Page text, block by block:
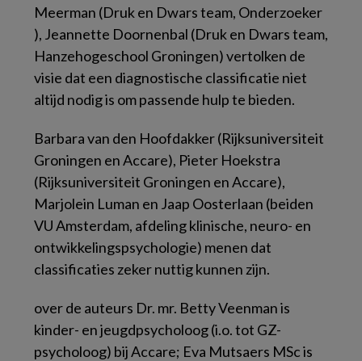
Meerman (Druk en Dwars team, Onderzoeker
), Jeannette Doornenbal (Druk en Dwars team,
Hanzehogeschool Groningen) vertolken de
visie dat een diagnostische classificatie niet
altijd nodig is om passende hulp te bieden.
Barbara van den Hoofdakker (Rijksuniversiteit
Groningen en Accare), Pieter Hoekstra
(Rijksuniversiteit Groningen en Accare),
Marjolein Luman en Jaap Oosterlaan (beiden
VU Amsterdam, afdeling klinische, neuro- en
ontwikkelingspsychologie) menen dat
classificaties zeker nuttig kunnen zijn.
over de auteurs Dr. mr. Betty Veenman is
kinder- en jeugdpsycholoog (i.o. tot GZ-
psycholoog) bij Accare; Eva Mutsaers MSc is